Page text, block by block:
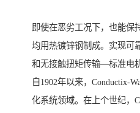
即使在恶劣工况下，也能保
均用热镀锌钢制成。实现可
和无接触扭矩传输—标准电
自1902年以来，Conductix-
化系统领域。在上个世纪，